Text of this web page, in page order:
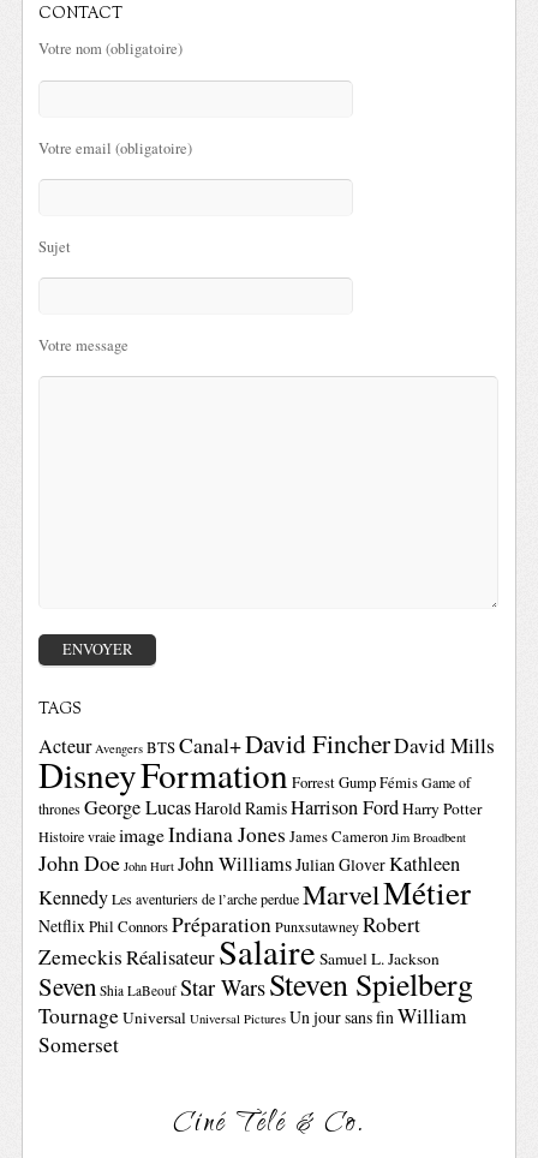
CONTACT
Votre nom (obligatoire)
Votre email (obligatoire)
Sujet
Votre message
TAGS
Acteur Avengers BTSCanal+David FincherDavid Mills
DisneyFormationForrest GumpFémis Game of
thrones George LucasHarold RamisHarrison FordHarry Potter
Histoire vraie imageIndiana Jones James Cameron Jim Broadbent
John Doe John Hurt John WilliamsJulian GloverKathleen
Kennedy Les aventuriers de l’arche perdue MarvelMétier
NetflixPhil ConnorsPréparation Punxsutawney Robert
ZemeckisRéalisateurSalaire Samuel L. Jackson
Seven Shia LaBeouf Star WarsSteven Spielberg
TournageUniversal Universal Pictures Un jour sans finWilliam
Somerset
Ciné Télé & Co.